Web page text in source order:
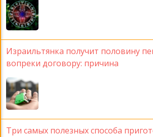
Израильтянка получит половину
вопреки договору: причина
Три самых полезных способа